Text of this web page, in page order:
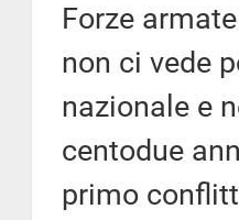
Forze
non ci vede
nazionale e
centodue
primo